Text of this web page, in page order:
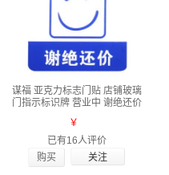
谋福 亚克力标志门贴 店铺玻璃
门指示标识牌 营业中 谢绝还价
￥
已有16人评价
购买